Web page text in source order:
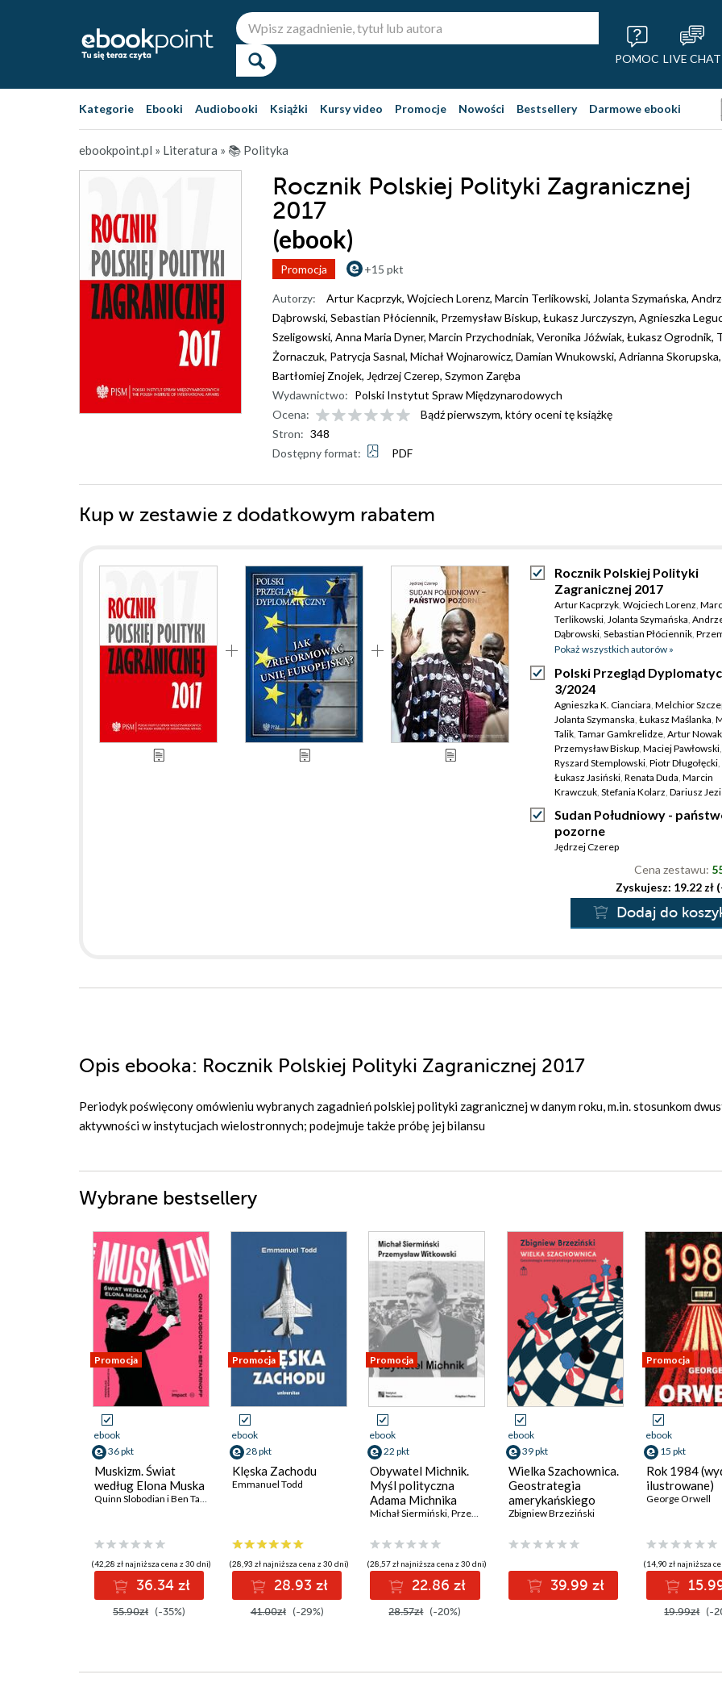
POMOC LIVE CHAT
Kategorie Ebooki Audiobooki Książki Kursy video Promocje Nowości Bestsellery Darmowe ebooki
ebookpoint.pl » Literatura » 📚 Polityka
Rocznik Polskiej Polityki Zagranicznej
2017
(ebook)
Promocja +15 pkt
Autorzy: Artur Kacprzyk, Wojciech Lorenz, Marcin Terlikowski, Jolanta Szymańska,
Dąbrowski, Sebastian Płóciennik, Przemysław Biskup, Łukasz Jurczyszyn, Agnieszka
Szeligowski, Anna Maria Dyner, Marcin Przychodniak, Veronika Jóźwiak, Łukasz Ogrodnik,
Żornaczuk, Patrycja Sasnal, Michał Wojnarowicz, Damian Wnukowski, Adrianna Skorupska,
Bartłomiej Znojek, Jędrzej Czerep, Szymon Zaręba
Wydawnictwo: Polski Instytut Spraw Międzynarodowych
Ocena:
Bądź pierwszym, który oceni tę książkę
Stron: 348
Dostępny format:
PDF
Kup w zestawie z dodatkowym rabatem
Rocznik Polskiej Polityki
Zagranicznej 2017
Artur Kacprzyk, Wojciech Lorenz,
Terlikowski, Jolanta Szymańska,
Dąbrowski, Sebastian Płóciennik,
Biskup,Łukasz Jurczyszyn ,Agnieszka
Dyner,Marcin Przychodniak,Veronika
Jóźwiak,Łukasz Ogrodnik
Żornaczuk ,Patrycja Sasnal,Michał
Wojnarowicz,Damian Wnukowski,
Skorupska,Bartłomiej Znojek,Jędrzej
Szymon Zaręba
Pokaż wszystkich autorów »
Polski Przegląd
3/2024
Agnieszka K. Cianciara, Melchior
Jolanta Szymanska, Łukasz Maślanka,
Talik, Tamar Gamkrelidze, Artur
Przemysław Biskup, Maciej Pawłowski,
Ryszard Stemplowski, Piotr Długołęcki,
Łukasz Jasiński, Renata Duda, Marcin
Krawczuk, Stefania Kolarz, Dariusz
Sudan Południowy -
pozorne
Jędrzej Czerep
Cena zestawu:
Zyskujesz: 19.22 zł
Dodaj do
Opis ebooka: Rocznik Polskiej Polityki Zagranicznej 2017
Periodyk poświęcony omówieniu wybranych zagadnień polskiej polityki zagranicznej w danym roku, m.in. stosunkom
aktywności w instytucjach wielostronnych; podejmuje także próbę jej bilansu
Wybrane bestsellery
Promocja
ebook
36 pkt
Muskizm. Świat
według Elona Muska
Quinn Slobodian i Ben Tarnoff
(42,28 zł najniższa cena z 30 dni)
36.34 zł
55.90zł (-35%)
Promocja
ebook
28 pkt
Klęska Zachodu
Emmanuel Todd
(28,93 zł najniższa cena z 30 dni)
28.93 zł
41.00zł (-29%)
Promocja
ebook
22 pkt
Obywatel Michnik.
Myśl polityczna
Adama Michnika
Michał Siermiński,Przemysław Witkowski
(28,57 zł najniższa cena z 30 dni)
22.86 zł
28.57zł (-20%)
ebook
39 pkt
Wielka Szachownica.
Geostrategia
amerykańskiego
przywództwa
Zbigniew Brzeziński
39.99 zł
Promocja
ebook
15 pkt
Rok 1984
ilustrowane)
George Orwell
(14,90 zł najniższa
19.99zł (-